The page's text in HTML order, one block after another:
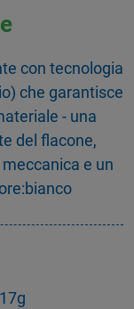
con tecnologia
che garantisce
- una
del flacone,
e un